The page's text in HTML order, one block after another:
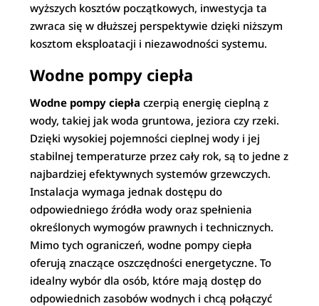
wyższych kosztów początkowych, inwestycja ta
zwraca się w dłuższej perspektywie dzięki niższym
kosztom eksploatacji i niezawodności systemu.
Wodne pompy ciepła
Wodne pompy ciepła czerpią energię cieplną z
wody, takiej jak woda gruntowa, jeziora czy rzeki.
Dzięki wysokiej pojemności cieplnej wody i jej
stabilnej temperaturze przez cały rok, są to jedne z
najbardziej efektywnych systemów grzewczych.
Instalacja wymaga jednak dostępu do
odpowiedniego źródła wody oraz spełnienia
określonych wymogów prawnych i technicznych.
Mimo tych ograniczeń, wodne pompy ciepła
oferują znaczące oszczędności energetyczne. To
idealny wybór dla osób, które mają dostęp do
odpowiednich zasobów wodnych i chcą połączyć